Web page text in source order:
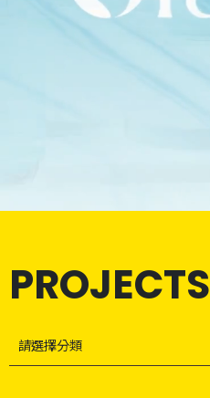
PROJECTS
請選擇分類